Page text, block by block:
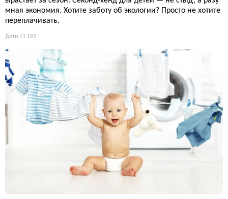
мная экономия. Хотите заботу об экологии? Просто не хотите
переплачивать.
Дети 11 192